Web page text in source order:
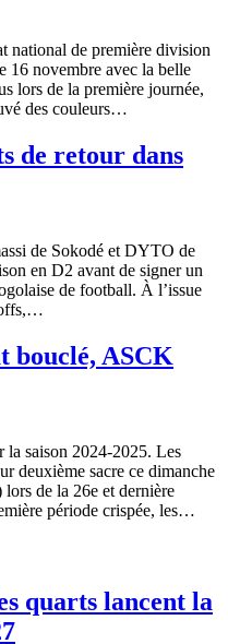
national de première division
16 novembre avec la belle
lors de la première journée,
des couleurs…
de retour dans
de Sokodé et DYTO de
en D2 avant de signer un
de football. À l’issue
bouclé, ASCK
saison 2024-2025. Les
deuxième sacre ce dimanche
de la 26e et dernière
période crispée, les…
quarts lancent la